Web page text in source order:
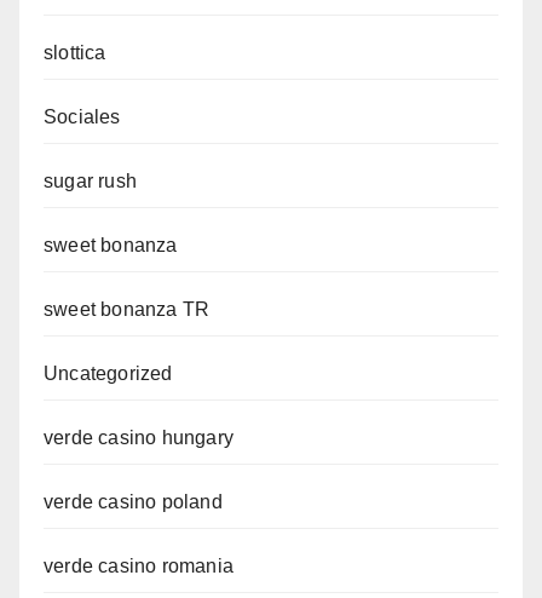
slottica
Sociales
sugar rush
sweet bonanza
sweet bonanza TR
Uncategorized
verde casino hungary
verde casino poland
verde casino romania